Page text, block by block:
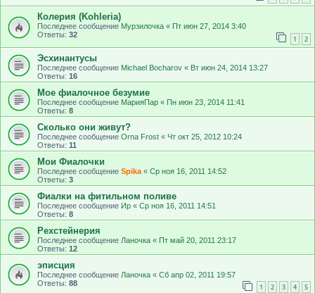
Колерия (Kohleria)
Последнее сообщение Мурзилочка « Пт июн 27, 2014 3:40
Ответы: 32 1 2
Эсхинантусы
Последнее сообщение Michael Bocharov « Вт июн 24, 2014 13:27
Ответы: 16
Мое фиалочное безумие
Последнее сообщение МарияПар « Пн июн 23, 2014 11:41
Ответы: 8
Сколько они живут?
Последнее сообщение Оrna Frost « Чт окт 25, 2012 10:24
Ответы: 11
Мои Фиалочки
Последнее сообщение Spika « Ср ноя 16, 2011 14:52
Ответы: 3
Фиалки на фитильном поливе
Последнее сообщение Ир « Ср ноя 16, 2011 14:51
Ответы: 8
Рехстейнерия
Последнее сообщение Ланочка « Пт май 20, 2011 23:17
Ответы: 12
эписция
Последнее сообщение Ланочка « Сб апр 02, 2011 19:57
Ответы: 88 1 2 3 4 5